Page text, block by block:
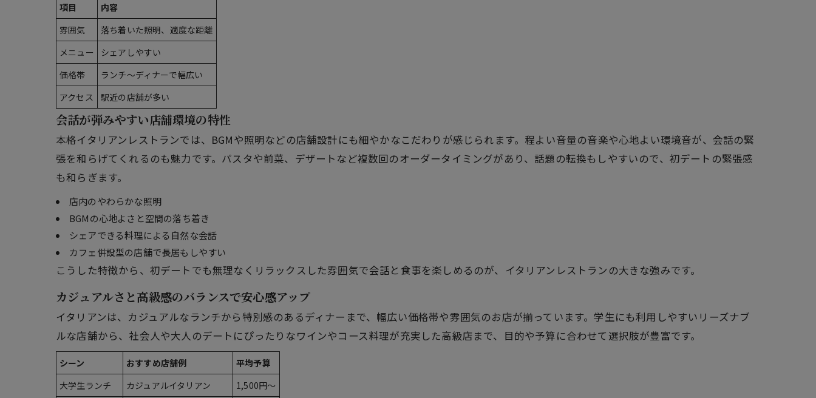
項目
内容
雰囲気
落ち着いた照明、適度な距離
メニュー
シェアしやすい
価格帯
ランチ～ディナーで幅広い
アクセス
駅近の店舗が多い
会話が弾みやすい店舗環境の特性
本格イタリアンレストランでは、BGMや照明などの店舗設計にも細やかなこだわりが感じられます。程よい音量の音楽や心地よい環境音が、会話の緊
張を和らげてくれるのも魅力です。パスタや前菜、デザートなど複数回のオーダータイミングがあり、話題の転換もしやすいので、初デートの緊張感
も和らぎます。
店内のやわらかな照明
BGMの心地よさと空間の落ち着き
シェアできる料理による自然な会話
カフェ併設型の店舗で長居もしやすい
こうした特徴から、初デートでも無理なくリラックスした雰囲気で会話と食事を楽しめるのが、イタリアンレストランの大きな強みです。
カジュアルさと高級感のバランスで安心感アップ
イタリアンは、カジュアルなランチから特別感のあるディナーまで、幅広い価格帯や雰囲気のお店が揃っています。学生にも利用しやすいリーズナブ
ルな店舗から、社会人や大人のデートにぴったりなワインやコース料理が充実した高級店まで、目的や予算に合わせて選択肢が豊富です。
シーン おすすめ店舗例
平均予算
大学生ランチ
カジュアルイタリアン 1,500円～